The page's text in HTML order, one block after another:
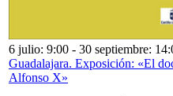
6 julio: 9:00 - 30 septiembre:
Guadalajara. Exposición: «El
Alfonso X»